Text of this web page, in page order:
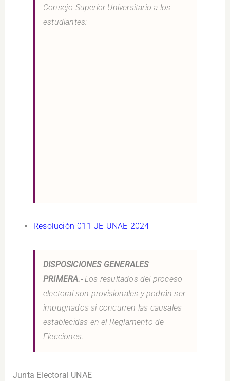
Consejo Superior Universitario a los
estudiantes:
Resolución-011-JE-UNAE-2024
DISPOSICIONES GENERALES
PRIMERA.-Los resultados del proceso
electoral son provisionales y podrán ser
impugnados si concurren las causales
establecidas en el Reglamento de
Elecciones.
Junta Electoral UNAE